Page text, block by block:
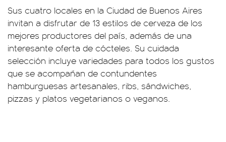
Sus cuatro locales en la Ciudad de Buenos Aires
invitan a disfrutar de 13 estilos de cerveza de los
mejores productores del país, además de una
interesante oferta de cócteles. Su cuidada
selección incluye variedades para todos los gustos
que se acompañan de contundentes
hamburguesas artesanales, ribs, sándwiches,
pizzas y platos vegetarianos o veganos.